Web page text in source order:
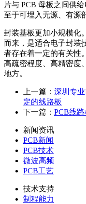
片与 PCB 母板之间供
至于可埋入无源、有源
封装基板更加小规模化
而来，是适合电子封装
者存在着一定的有关性
高疏密程度、高精密度
地方。
上一篇： 深圳专
定的线路板
下一篇： PCB线
新闻资讯
PCB新闻
PCB技术
微波高频
PCB工艺
技术支持
制程能力